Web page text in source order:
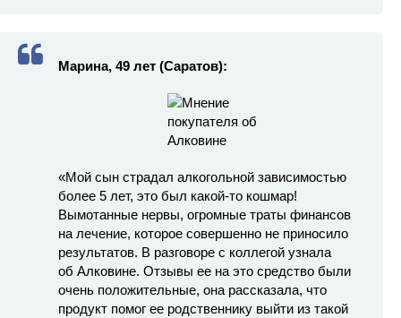
Марина, 49 лет (Саратов):
«Мой сын страдал алкогольной зависимостью
более 5 лет, это был какой-то кошмар!
Вымотанные нервы, огромные траты финансов
на лечение, которое совершенно не приносило
результатов. В разговоре с коллегой узнала
об Алковине. Отзывы ее на это средство были
очень положительные, она рассказала, что
продукт помог ее родственнику выйти из такой